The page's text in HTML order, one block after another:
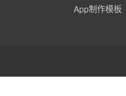
App制作模板